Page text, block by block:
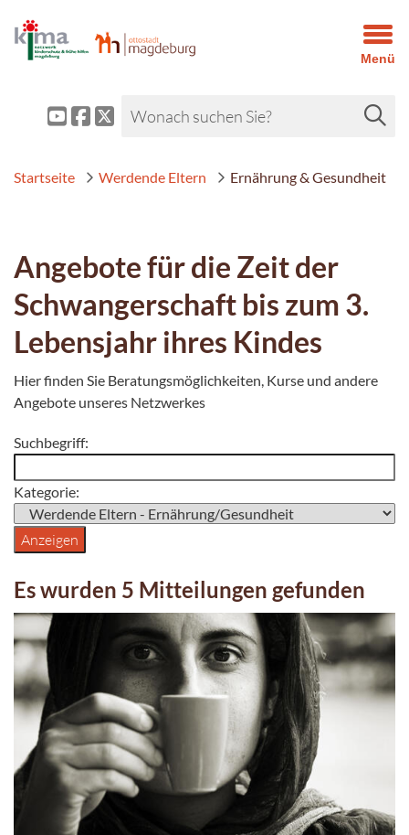
Menü
Startseite Werdende Eltern Ernährung & Gesundheit
Angebote für die Zeit der
Schwangerschaft bis zum 3.
Lebensjahr ihres Kindes
Hier finden Sie Beratungsmöglichkeiten, Kurse und andere
Angebote unseres Netzwerkes
Suchbegriff:
Kategorie:
Es wurden 5 Mitteilungen gefunden